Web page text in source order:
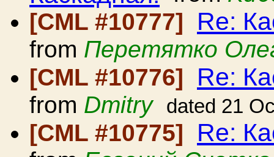
[CML #10777]
Re:
from Перетятко
[CML #10776]
Re:
from Dmitry dated 21
[CML #10775] Re: